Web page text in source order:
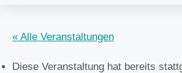
« Alle Veranstaltungen
Diese Veranstaltung hat bereits